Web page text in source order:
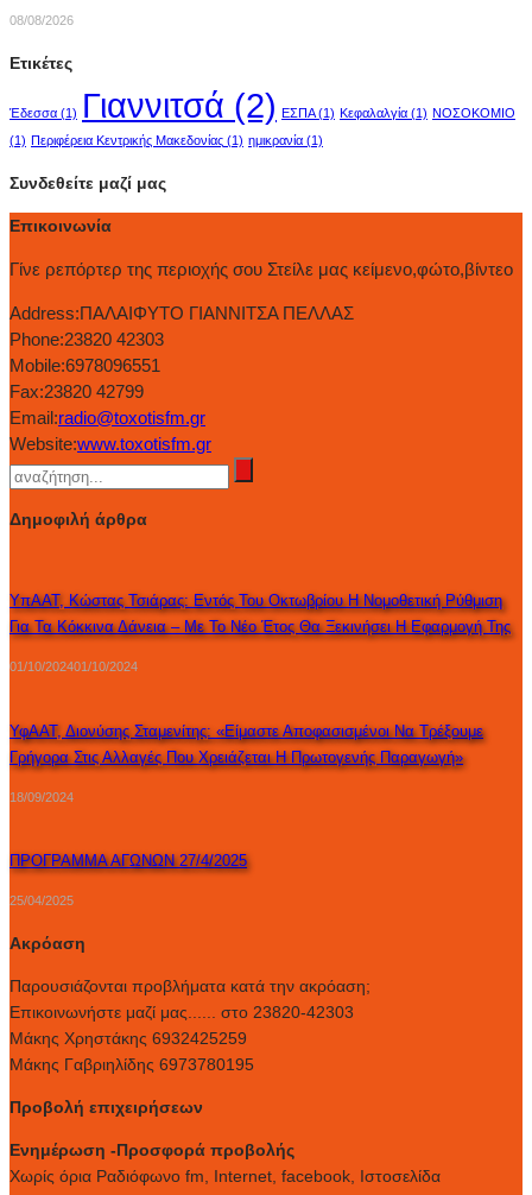
08/08/2026
Ετικέτες
Έδεσσα (1) Γιαννιτσά (2) ΕΣΠΑ(1) Κεφαλαλγία (1) ΝΟΣΟΚΟΜΙΟ
(1) Περιφέρεια Κεντρικής Μακεδονίας (1) ημικρανία (1)
Συνδεθείτε μαζί μας
Επικοινωνία
Γίνε ρεπόρτερ της περιοχής σου Στείλε μας κείμενο,φώτο,βίντεο
Address:ΠΑΛΑΙΦΥΤΟ ΓΙΑΝΝΙΤΣΑ ΠΕΛΛΑΣ
Phone:23820 42303
Mobile:6978096551
Fax:23820 42799
Email:radio@toxotisfm.gr
Website:www.toxotisfm.gr
Δημοφιλή άρθρα
ΥπΑΑΤ, Κώστας Τσιάρας: Εντός Του Οκτωβρίου Η Νομοθετική Ρύθμιση
Για Τα Κόκκινα Δάνεια – Με Το Νέο Έτος Θα Ξεκινήσει Η Εφαρμογή Της
01/10/202401/10/2024
ΥφΑΑΤ, Διονύσης Σταμενίτης: «Είμαστε Αποφασισμένοι Να Τρέξουμε
Γρήγορα Στις Αλλαγές Που Χρειάζεται Η Πρωτογενής Παραγωγή»
18/09/2024
ΠΡΟΓΡΑΜΜΑ ΑΓΩΝΩΝ 27/4/2025
25/04/2025
Ακρόαση
Παρουσιάζονται προβλήματα κατά την ακρόαση;
Επικοινωνήστε μαζί μας...... στο 23820-42303
Μάκης Χρηστάκης 6932425259
Μάκης Γαβριηλίδης 6973780195
Προβολή επιχειρήσεων
Ενημέρωση -Προσφορά προβολής
Xωρίς όρια Ραδιόφωνο fm, Internet, facebook, Ιστοσελίδα